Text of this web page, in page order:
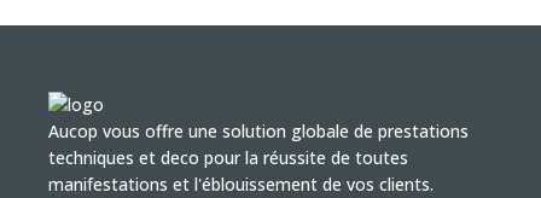
Aucop vous offre une solution globale de prestations
techniques et deco pour la réussite de toutes
manifestations et l'éblouissement de vos clients.